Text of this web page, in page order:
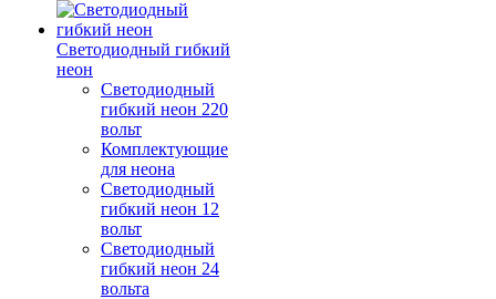
Светодиодный гибкий
неон
Светодиодный
гибкий неон 220
вольт
Комплектующие
для неона
Светодиодный
гибкий неон 12
вольт
Светодиодный
гибкий неон 24
вольта